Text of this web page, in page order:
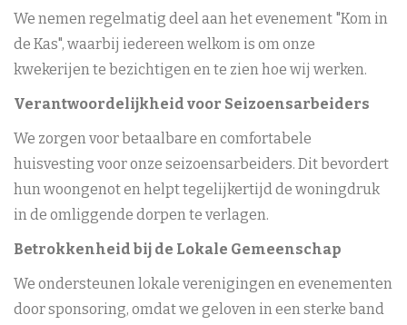
We nemen regelmatig deel aan het evenement "Kom in
de Kas", waarbij iedereen welkom is om onze
kwekerijen te bezichtigen en te zien hoe wij werken.
Verantwoordelijkheid voor Seizoensarbeiders
We zorgen voor betaalbare en comfortabele
huisvesting voor onze seizoensarbeiders. Dit bevordert
hun woongenot en helpt tegelijkertijd de woningdruk
in de omliggende dorpen te verlagen.
Betrokkenheid bij de Lokale Gemeenschap
We ondersteunen lokale verenigingen en evenementen
door sponsoring, omdat we geloven in een sterke band